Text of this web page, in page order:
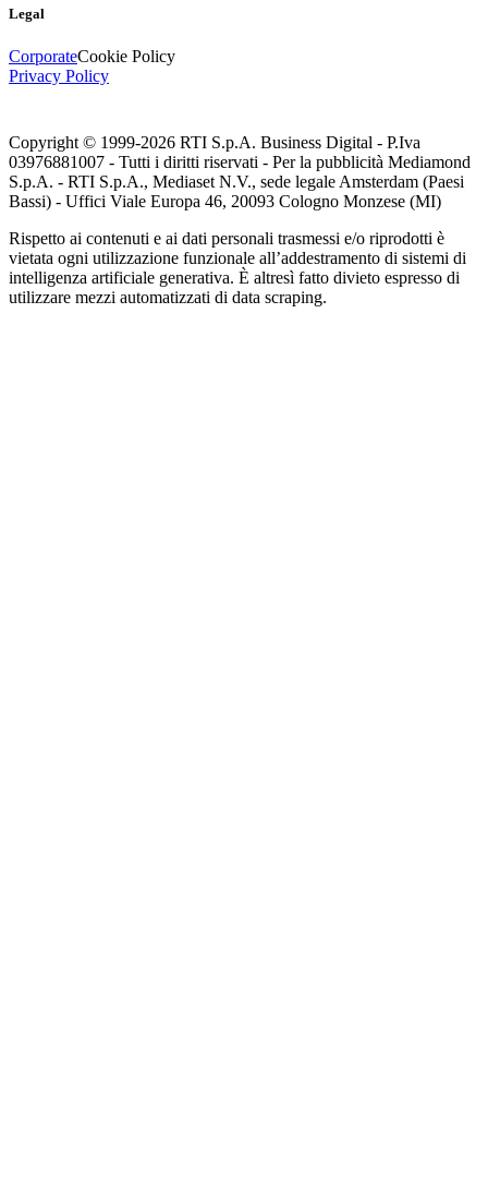
Legal
CorporateCookie Policy
Privacy Policy
Copyright © 1999-2026 RTI S.p.A. Business Digital - P.Iva
03976881007 - Tutti i diritti riservati - Per la pubblicità Mediamond
S.p.A. - RTI S.p.A., Mediaset N.V., sede legale Amsterdam (Paesi
Bassi) - Uffici Viale Europa 46, 20093 Cologno Monzese (MI)
Rispetto ai contenuti e ai dati personali trasmessi e/o riprodotti è
vietata ogni utilizzazione funzionale all’addestramento di sistemi di
intelligenza artificiale generativa. È altresì fatto divieto espresso di
utilizzare mezzi automatizzati di data scraping.